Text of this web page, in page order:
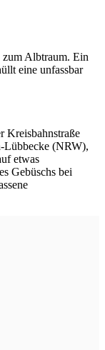
zum Albtraum. Ein
eine unfassbar
Kreisbahnstraße
Lübbecke (NRW),
etwas
Gebüschs bei